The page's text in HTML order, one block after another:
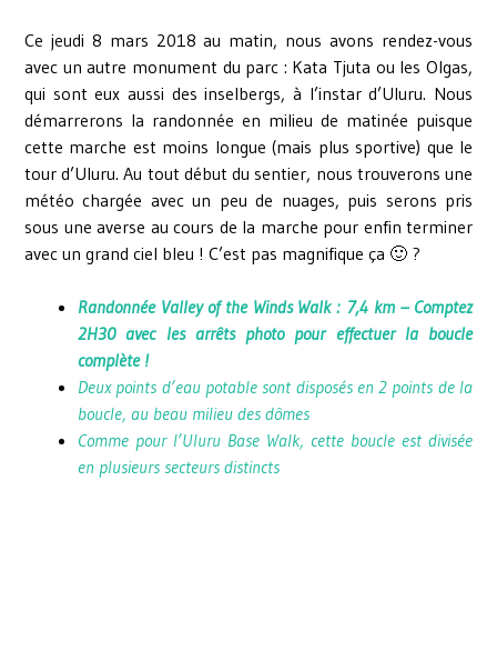
Ce jeudi 8 mars 2018 au matin, nous avons rendez-vous
avec un autre monument du parc : Kata Tjuta ou les Olgas,
qui sont eux aussi des inselbergs, à l’instar d’Uluru. Nous
démarrerons la randonnée en milieu de matinée puisque
cette marche est moins longue (mais plus sportive) que le
tour d’Uluru. Au tout début du sentier, nous trouverons une
météo chargée avec un peu de nuages, puis serons pris
sous une averse au cours de la marche pour enfin terminer
avec un grand ciel bleu ! C’est pas magnifique ça 🙂 ?
Randonnée Valley of the Winds Walk : 7,4 km – Comptez
2H30 avec les arrêts photo pour effectuer la boucle
complète !
Deux points d’eau potable sont disposés en 2 points de la
boucle, au beau milieu des dômes
Comme pour l’Uluru Base Walk, cette boucle est divisée
en plusieurs secteurs distincts